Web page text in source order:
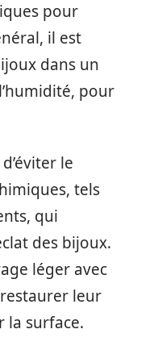
pour
il est
dans un
pour
le
tels
qui
des bijoux.
léger avec
leur
la surface.